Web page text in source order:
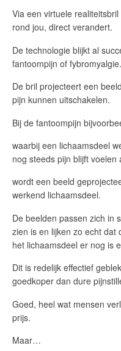
Via een virtuele
rond jou, direct verandert.
De technologie blijkt al
fantoompijn of fybromyalgie.
De bril projecteert een
pijn kunnen uitschakelen.
Bij de fantoompijn
waarbij een lichaamsdeel
nog steeds pijn blijft
wordt een beeld
werkend lichaamsdeel.
De beelden passen zich in
zien is en lijken zo echt dat
het lichaamsdeel er nog is
Dit is redelijk effectief
goedkoper dan dure
Goed, heel wat mensen
prijs.
Maar…